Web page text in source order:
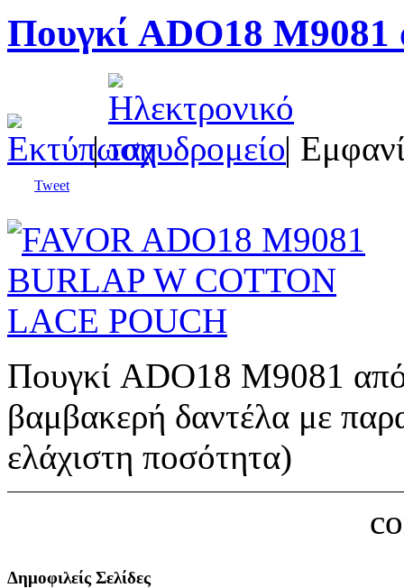
Πουγκί ADO18 M9081
| |
Tweet
Πουγκί ADO18 M9081 από
βαμβακερή δαντέλα με
ελάχιστη ποσότητα)
Δημοφιλείς Σελίδες